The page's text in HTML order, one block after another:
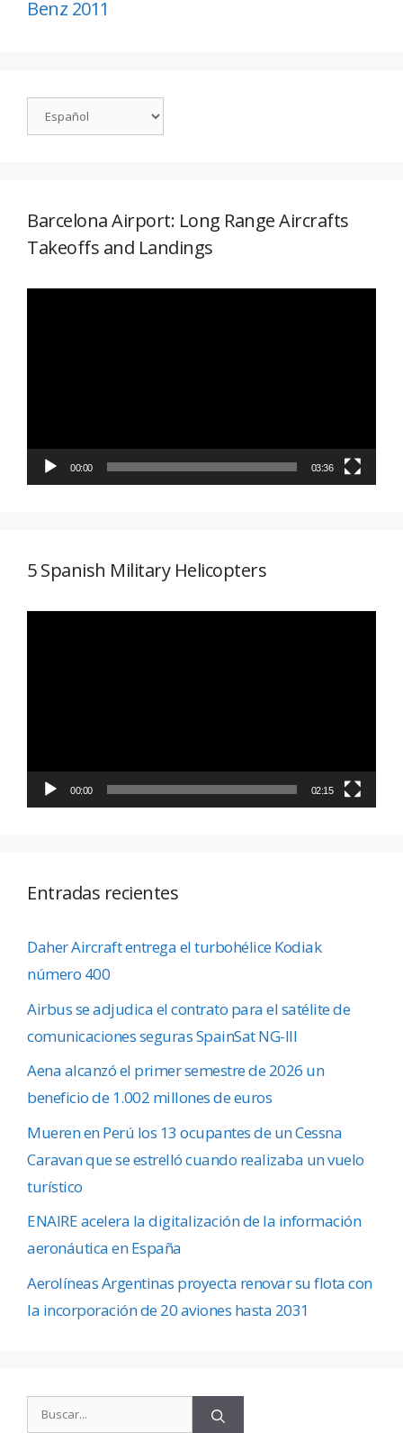
Benz 2011
Barcelona Airport: Long Range Aircrafts
Takeoffs and Landings
00:00 03:36
5 Spanish Military Helicopters
00:00 02:15
Entradas recientes
Daher Aircraft entrega el turbohélice Kodiak
número 400
Airbus se adjudica el contrato para el satélite de
comunicaciones seguras SpainSat NG-III
Aena alcanzó el primer semestre de 2026 un
beneficio de 1.002 millones de euros
Mueren en Perú los 13 ocupantes de un Cessna
Caravan que se estrelló cuando realizaba un vuelo
turístico
ENAIRE acelera la digitalización de la información
aeronáutica en España
Aerolíneas Argentinas proyecta renovar su flota con
la incorporación de 20 aviones hasta 2031